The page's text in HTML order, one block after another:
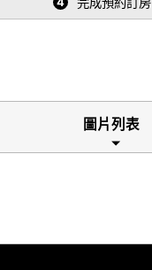
圖片列表